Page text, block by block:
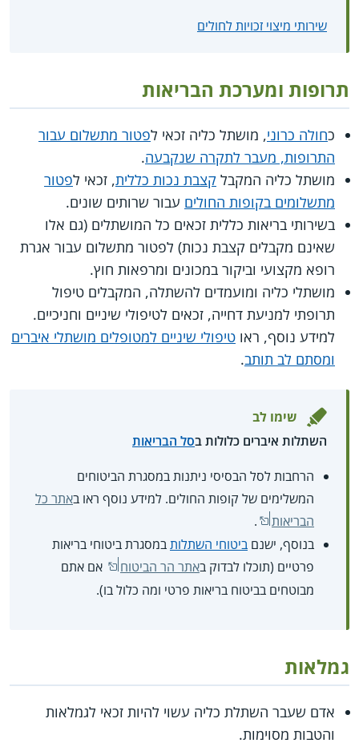
שירותי מיצוי זכויות לחולים
תרופות ומערכת הבריאות
כחולה כרוני, מושתל כליה זכאי לפטור מתשלום עבור
התרופות, מעבר לתקרה שנקבעה.
מושתל כליה המקבל קצבת נכות כללית, זכאי לפטור
מתשלומים בקופות החולים עבור שרותים שונים.
בשירותי בריאות כללית זכאים כל המושתלים (גם אלו
שאינם מקבלים קצבת נכות) לפטור מתשלום עבור אגרת
רופא מקצועי וביקור במכונים ומרפאות חוץ.
מושתלי כליה ומועמדים להשתלה, המקבלים טיפול
תרופתי למניעת דחייה, זכאים לטיפולי שיניים וחניכיים.
למידע נוסף, ראו טיפולי שיניים למטופלים מושתלי איברים
ומסתם לב תותב.
שימו לב
השתלות איברים כלולות בסל הבריאות
הרחבות לסל הבסיסי ניתנות במסגרת הביטוחים
המשלימים של קופות החולים. למידע נוסף ראו באתר כל
הבריאות
.
בנוסף, ישנם ביטוחי השתלותבמסגרת ביטוחי בריאות
פרטיים (תוכלו לבדוק באתר הר הביטוח
אם אתם
מבוטחים בביטוח בריאות פרטי ומה כלול בו).
גמלאות
אדם שעבר השתלת כליה עשוי להיות זכאי לגמלאות
והטבות מסוימות.